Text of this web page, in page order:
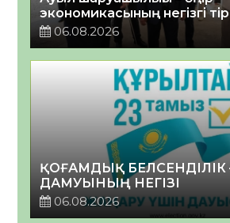
экономикасының негізгі
06.08.2026
ҚОҒАМДЫҚ БЕЛСЕНДІЛІК
ДАМУЫНЫҢ НЕГІЗІ
06.08.2026